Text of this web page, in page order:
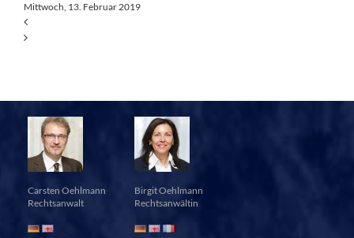
Mittwoch, 13. Februar 2019
Carsten Oehlmann
Rechtsanwalt
Birgit Oehlmann
Rechtsanwältin